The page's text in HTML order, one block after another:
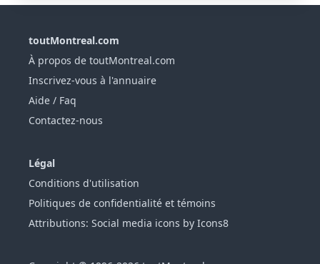
toutMontreal.com
À propos de toutMontreal.com
Inscrivez-vous à l'annuaire
Aide / Faq
Contactez-nous
Légal
Conditions d'utilisation
Politiques de confidentialité et témoins
Attributions: Social media icons by Icons8